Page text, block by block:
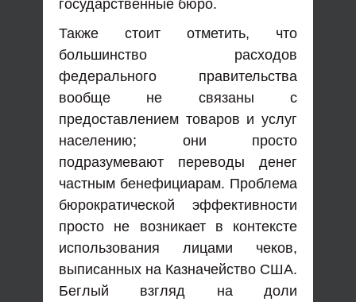
государственные бюро.
Также стоит отметить, что
большинство расходов
федерального правительства
вообще не связаны с
предоставлением товаров и услуг
населению; они просто
подразумевают переводы денег
частным бенефициарам. Проблема
бюрократической эффективности
просто не возникает в контексте
использования лицами чеков,
выписанных на Казначейство США.
Беглый взгляд на доли